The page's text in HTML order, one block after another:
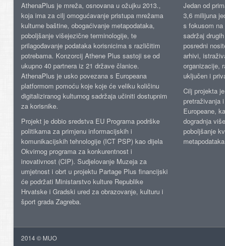
AthenaPlus je mreža, osnovana u ožujku 2013.,
koja ima za cilj omogućavanje pristupa mrežama
kulturne baštine, obogaćivanje metapodataka,
poboljšanje višejezične terminologije, te
prilagođavanje podataka korisnicima s različitim
potrebama. Konzorcij Athene Plus sastoji se od
ukupno 40 partnera iz 21 države članice.
AthenaPlus je usko povezana s Europeana
platformom pomoću koje koje će veliku količinu
digitaliziranog kulturnog sadržaja učiniti dostupnim
za korisnike.
Projekt je dobio sredstva EU Programa podrške
politikama za primjenu informacijskih i
komunikacijskih tehnologije (ICT PSP) kao dijela
Okvirnog programa za konkurentnost i
inovativnost (CIP). Sudjelovanje Muzeja za
umjetnost i obrt u projektu Partage Plus financijski
će podržati Ministarstvo kulture Republike
Hrvatske i Gradski ured za obrazovanje, kulturu i
šport grada Zagreba.
Jedan od
3,6 milijuna
s fokusom
sadržaj
posredni
arhivi,
organizacije,
uključen i
Cilj projekta
pretraživanja
Europeane,
dogradnja
poboljšanje
2014 © MUO